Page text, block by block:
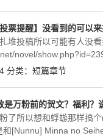
票提醒】没看到的可以
堆投稿所以可能有人没看
novel/
由于我是匆忙之中整完
分类： 短篇章节
是万粉前的贺文？福利？
了所以想和蜉蝣那样搞
和[Nunnu] Minna no